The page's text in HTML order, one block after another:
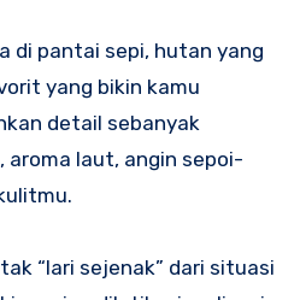
di pantai sepi, hutan yang
yang bikin kamu
detail sebanyak
aroma laut, angin sepoi-
“lari sejenak” dari situasi